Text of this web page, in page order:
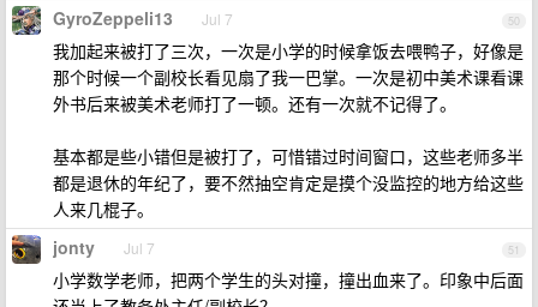
50
GyroZeppeli13 Jul 7
我加起来被打了三次，一次是小学的时候拿饭去喂鸭子，好像是
那个时候一个副校长看见扇了我一巴掌。一次是初中美术课看课
外书后来被美术老师打了一顿。还有一次就不记得了。
基本都是些小错但是被打了，可惜错过时间窗口，这些老师多半
都是退休的年纪了，要不然抽空肯定是摸个没监控的地方给这些
人来几棍子。
51
jonty Jul 7
小学数学老师，把两个学生的头对撞，撞出血来了。印象中后面